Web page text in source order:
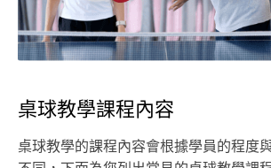
桌球教學課程內容
桌球教學的課程內容會根據學員的程度